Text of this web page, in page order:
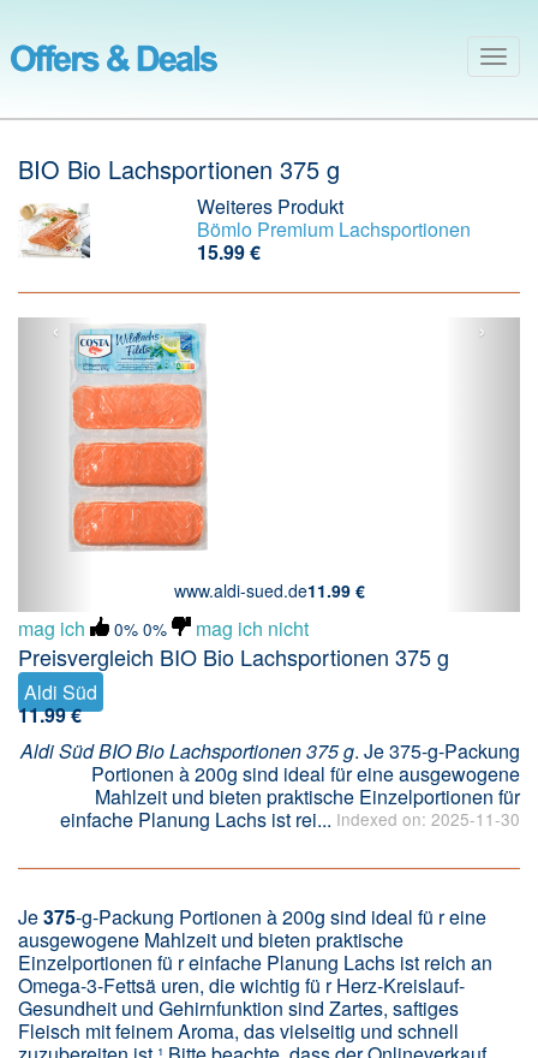
BIO Bio Lachsportionen 375 g
Weiteres Produkt
Bömlo Premium Lachsportionen
15.99 €
www.aldi-sued.de11.99 €
‹ ›
mag ich 0% 0% mag ich nicht
Preisvergleich BIO Bio Lachsportionen 375 g
Aldi Süd
11.99 €
Aldi Süd BIO Bio Lachsportionen 375 g. Je 375-g-Packung
Portionen à 200g sind ideal für eine ausgewogene
Mahlzeit und bieten praktische Einzelportionen für
einfache Planung Lachs ist rei... Indexed on: 2025-11-30
Je375-g-Packung Portionen à 200g sind ideal fü r eine
ausgewogene Mahlzeit und bieten praktische
Einzelportionen fü r einfache Planung Lachs ist reich an
Omega-3-Fettsä uren, die wichtig fü r Herz-Kreislauf-
Gesundheit und Gehirnfunktion sind Zartes, saftiges
Fleisch mit feinem Aroma, das vielseitig und schnell